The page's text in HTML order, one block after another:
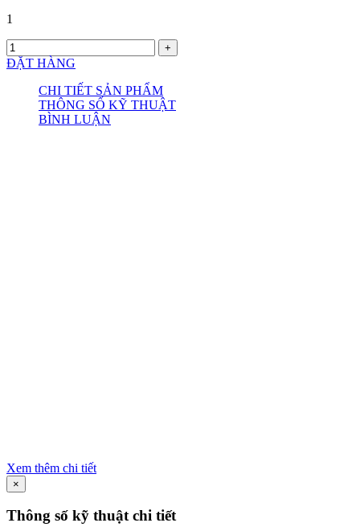
1
ĐẶT HÀNG
CHI TIẾT SẢN PHẨM
THÔNG SỐ KỸ THUẬT
BÌNH LUẬN
Xem thêm chi tiết
×
Thông số kỹ thuật chi tiết